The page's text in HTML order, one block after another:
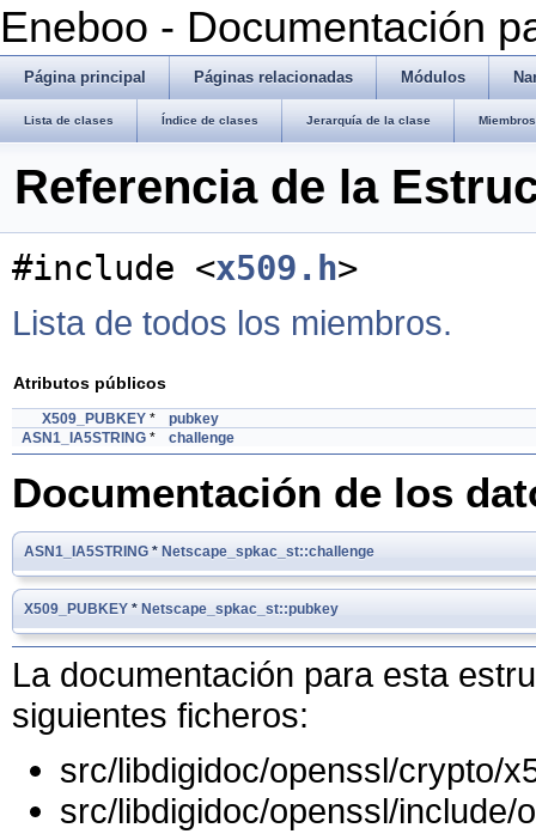
Eneboo - Documentación
Página principal Páginas relacionadas Módulos
Lista de clases Índice de clases Jerarquía de la clase
Referencia de la
#include <x509.h>
Lista de todos los miembros.
Atributos públicos
X509_PUBKEY *
pubkey
ASN1_IA5STRING * challenge
Documentación de los
ASN1_IA5STRING * Netscape_spkac_st::challenge
X509_PUBKEY * Netscape_spkac_st::pubkey
La documentación para esta
siguientes ficheros:
src/libdigidoc/openssl/crypto/
src/libdigidoc/openssl/include/